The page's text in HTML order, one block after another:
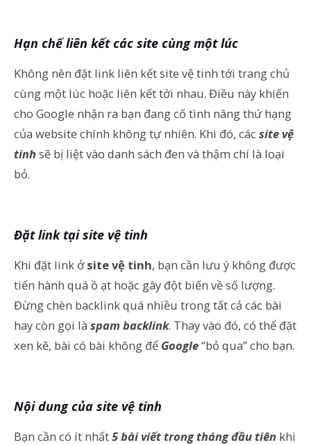
Hạn chế liên kết các site cùng một lúc
Không nên đặt link liên kết site vệ tinh tới trang chủ
cùng một lúc hoặc liên kết tới nhau. Điều này khiến
cho Google nhận ra bạn đang cố tình nâng thứ hạng
của website chính không tự nhiên. Khi đó, cácsite vệ
tinh sẽ bị liệt vào danh sách đen và thậm chí là loại
bỏ.
Đặt link tại site vệ tinh
Khi đặt link ởsite vệ tinh, bạn cần lưu ý không được
tiến hành quá ồ ạt hoặc gây đột biến về số lượng.
Đừng chèn backlink quá nhiều trong tất cả các bài
hay còn gọi là spam backlink. Thay vào đó, có thể đặt
xen kẽ, bài có bài không để Google“bỏ qua” cho bạn.
Nội dung của site vệ tinh
Bạn cần có ít nhất5 bài viết trong tháng đầu tiên khi